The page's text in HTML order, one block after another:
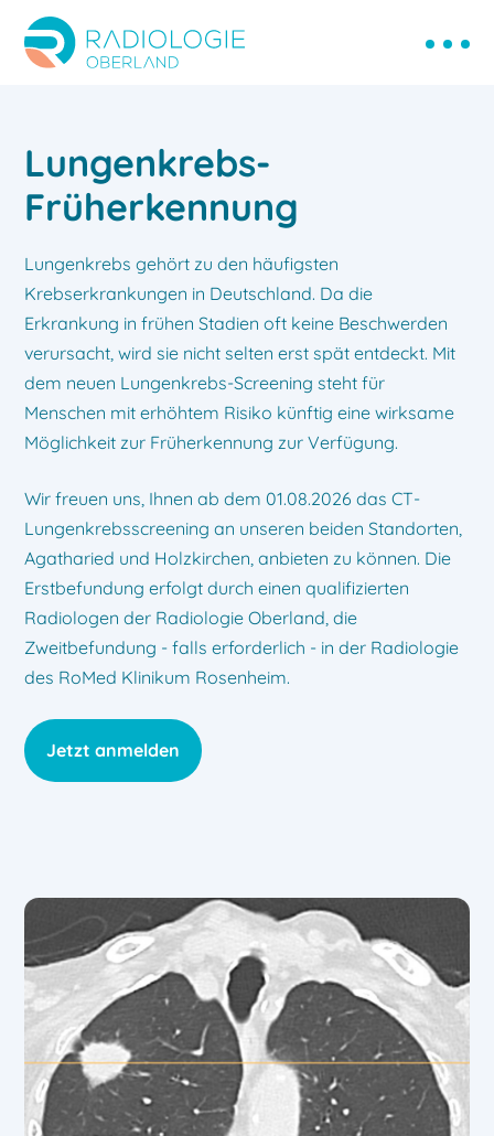
Lungenkrebs-
Früherkennung
Lungenkrebs gehört zu den häufigsten
Krebserkrankungen in Deutschland. Da die
Erkrankung in frühen Stadien oft keine Beschwerden
verursacht, wird sie nicht selten erst spät entdeckt. Mit
dem neuen Lungenkrebs-Screening steht für
Menschen mit erhöhtem Risiko künftig eine wirksame
Möglichkeit zur Früherkennung zur Verfügung.
Wir freuen uns, Ihnen ab dem 01.08.2026 das CT-
Lungenkrebsscreening an unseren beiden Standorten,
Agatharied und Holzkirchen, anbieten zu können. Die
Erstbefundung erfolgt durch einen qualifizierten
Radiologen der Radiologie Oberland, die
Zweitbefundung - falls erforderlich - in der Radiologie
des RoMed Klinikum Rosenheim.
Jetzt anmelden